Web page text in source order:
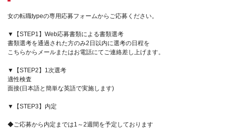
女の転職typeの専用応募フォームからご応募ください。
▼【STEP1】Web応募書類による書類選考
書類選考を通過された方のみ2日以内に選考の日程を
こちらからメールまたはお電話にてご連絡差し上げます。
▼【STEP2】1次選考
適性検査
面接(日本語と簡単な英語で実施します)
▼【STEP3】内定
◆ご応募から内定までは1～2週間を予定しております